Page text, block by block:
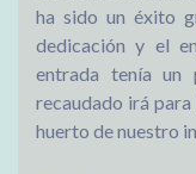
ha sido un éxito
dedicación y el
entrada tenía
recaudado irá
huerto de nuestro